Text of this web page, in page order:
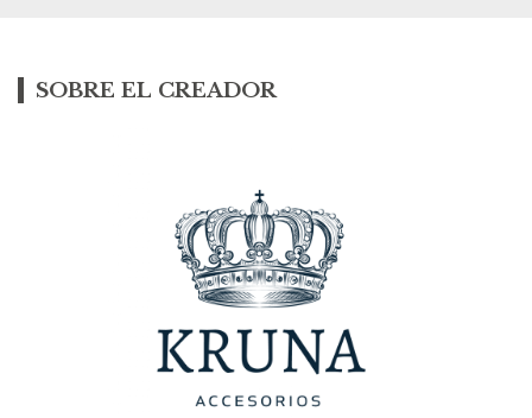
SOBRE EL CREADOR